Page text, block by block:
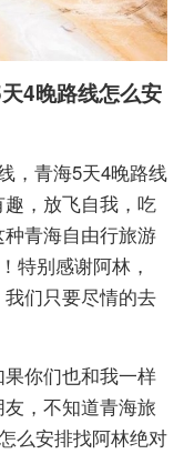
4晚路线怎么安
，青海5天4晚路线
，放飞自我，吃
青海自由行旅游
特别感谢阿林，
们只要尽情的去
你们也和我一样
，不知道青海旅
么安排找阿林绝对